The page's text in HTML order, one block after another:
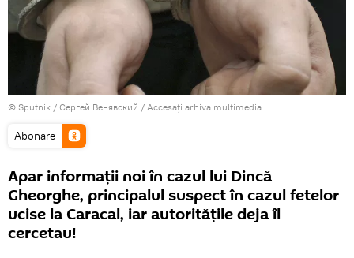
© Sputnik / Сергей Венявский / Accesați arhiva multimedia
Abonare
Apar informații noi în cazul lui Dincă
Gheorghe, principalul suspect în cazul fetelor
ucise la Caracal, iar autoritățile deja îl
cercetau!